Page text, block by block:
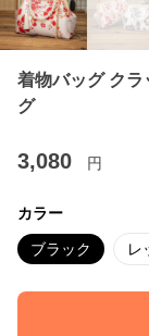
着物バッグ クラ
グ
3,080 円
カラー
ブラック レ